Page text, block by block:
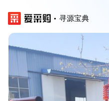
寻源宝典